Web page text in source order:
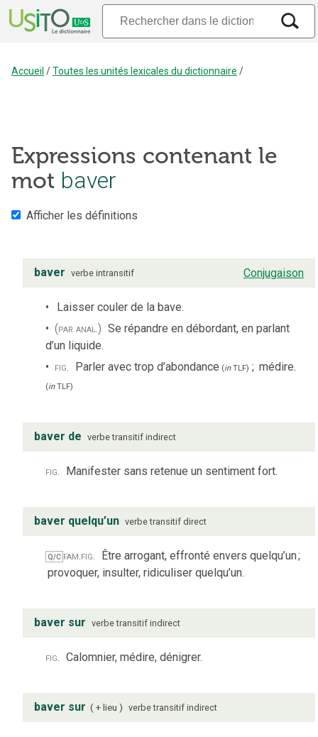
Accueil /Toutes les unités lexicales du dictionnaire /
Expressions contenant le
mot baver
Afficher les définitions
baver verbe intransitif Conjugaison
Laisser couler de la bave.
(par anal.) Se répandre en débordant, en parlant
d’un liquide.
fig. Parler avec trop d’abondance (inTLF) ; médire.
(inTLF)
baver de verbe transitif indirect
fig. Manifester sans retenue un sentiment fort.
baver quelqu’un verbe transitif direct
Q/C fam.fig. Être arrogant, effronté envers quelqu’un;
provoquer, insulter, ridiculiser quelqu’un.
baver sur verbe transitif indirect
fig. Calomnier, médire, dénigrer.
baver sur + lieu verbe transitif indirect